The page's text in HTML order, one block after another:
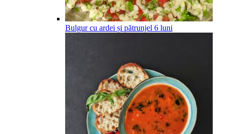
Bulgur cu ardei și pătrunjel 6 luni